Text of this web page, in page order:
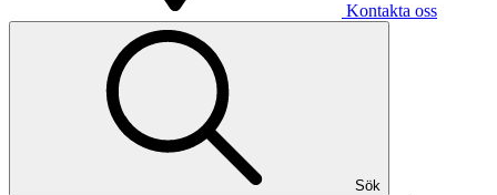
Kontakta oss
Sök